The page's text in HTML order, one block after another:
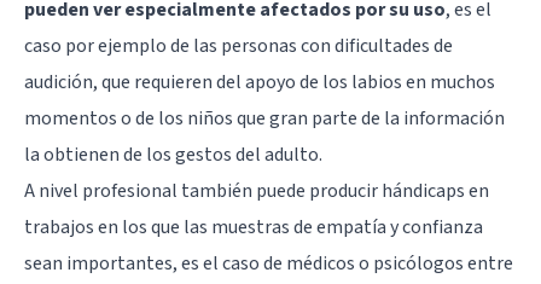
pueden ver especialmente afectados por su uso, es el
caso por ejemplo de las personas con dificultades de
audición, que requieren del apoyo de los labios en muchos
momentos o de los niños que gran parte de la información
la obtienen de los gestos del adulto.
A nivel profesional también puede producir hándicaps en
trabajos en los que las muestras de empatía y confianza
sean importantes, es el caso de médicos o psicólogos entre